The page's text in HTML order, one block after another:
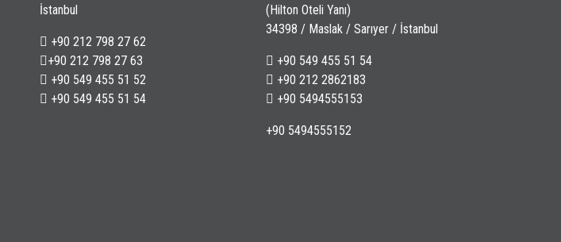
İstanbul
+90 212 798 27 62
+90 212 798 27 63
+90 549 455 51 52
+90 549 455 51 54
(Hilton Oteli Yanı)
34398 / Maslak / Sarıyer / İstanbul
+90 549 455 51 54
+90 212 2862183
+90 5494555153
+90 5494555152